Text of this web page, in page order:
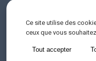
Mandats de gestion
Location d’espaces
Im-Ô Jura
©Copyright im-Ô
Mentions légales
Ce site utilise des
ceux que vous
Tout accepter